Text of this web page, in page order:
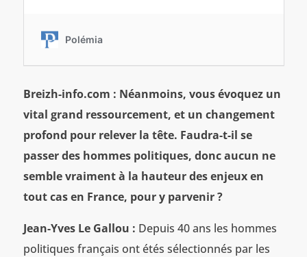
Breizh-info.com : Néanmoins, vous évoquez un
vital grand ressourcement, et un changement
profond pour relever la tête. Faudra-t-il se
passer des hommes politiques, donc aucun ne
semble vraiment à la hauteur des enjeux en
tout cas en France, pour y parvenir ?
Jean-Yves Le Gallou : Depuis 40 ans les hommes
politiques français ont étés sélectionnés par les